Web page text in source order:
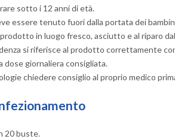
sotto i 12 anni di età.
essere tenuto fuori dalla portata dei
in luogo fresco, asciutto e al riparo
si riferisce al prodotto correttamente
dose giornaliera consigliata.
chiedere consiglio al proprio medico
20 buste.